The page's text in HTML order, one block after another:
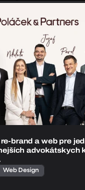
brand a web pre
advokátskych
Web Design